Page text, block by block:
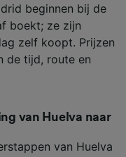
beginnen bij de
boekt; ze zijn
zelf koopt. Prijzen
de tijd, route en
van Huelva naar
van Huelva